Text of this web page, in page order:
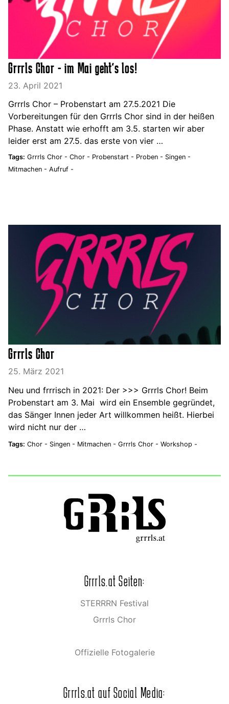
Grrrls Chor - im Mai geht's los!
23. April 2021
Grrrls Chor – Probenstart am 27.5.2021 Die
Vorbereitungen für den Grrrls Chor sind in der heißen
Phase. Anstatt wie erhofft am 3.5. starten wir aber
leider erst am 27.5. das erste von vier …
Tags: Grrrls Chor - Chor - Probenstart - Proben - Singen -
Mitmachen - Aufruf -
Grrrls Chor
25. März 2021
Neu und frrrisch in 2021: Der >>> Grrrls Chor! Beim
Probenstart am 3. Mai wird ein Ensemble gegründet,
das Sänger Innen jeder Art willkommen heißt. Hierbei
wird nicht nur der …
Tags: Chor - Singen - Mitmachen - Grrrls Chor - Workshop -
Grrrls.at Seiten:
STERRRN Festival
Grrrls Chor
Offizielle Fotogalerie
Grrrls.at auf Social Media: